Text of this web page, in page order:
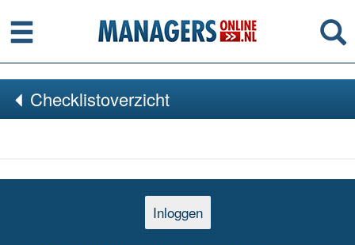
Menu
Checklistoverzicht
Inloggen